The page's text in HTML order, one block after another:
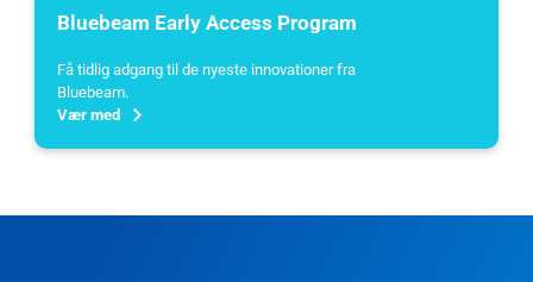
Bluebeam Early Access Program
Få tidlig adgang til de nyeste innovationer fra
Bluebeam.
Vær med